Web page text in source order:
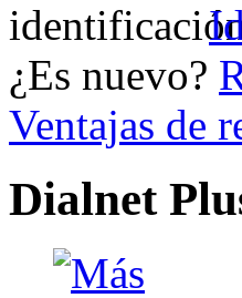
¿Es nuevo?
Ventajas de
Dialnet